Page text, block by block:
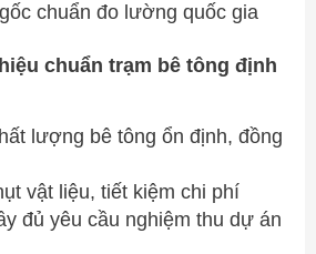
chuẩn đo lường quốc gia
chuẩn trạm bê tông định
lượng bê tông ổn định, đồng
vật liệu, tiết kiệm chi phí
đủ yêu cầu nghiệm thu dự án